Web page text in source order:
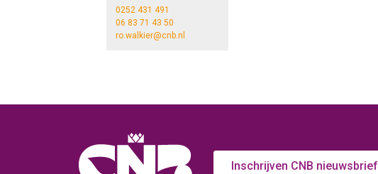
0252 431 491
06 83 71 43 50
ro.walkier@cnb.nl
Inschrijven CNB nieuwsbrief